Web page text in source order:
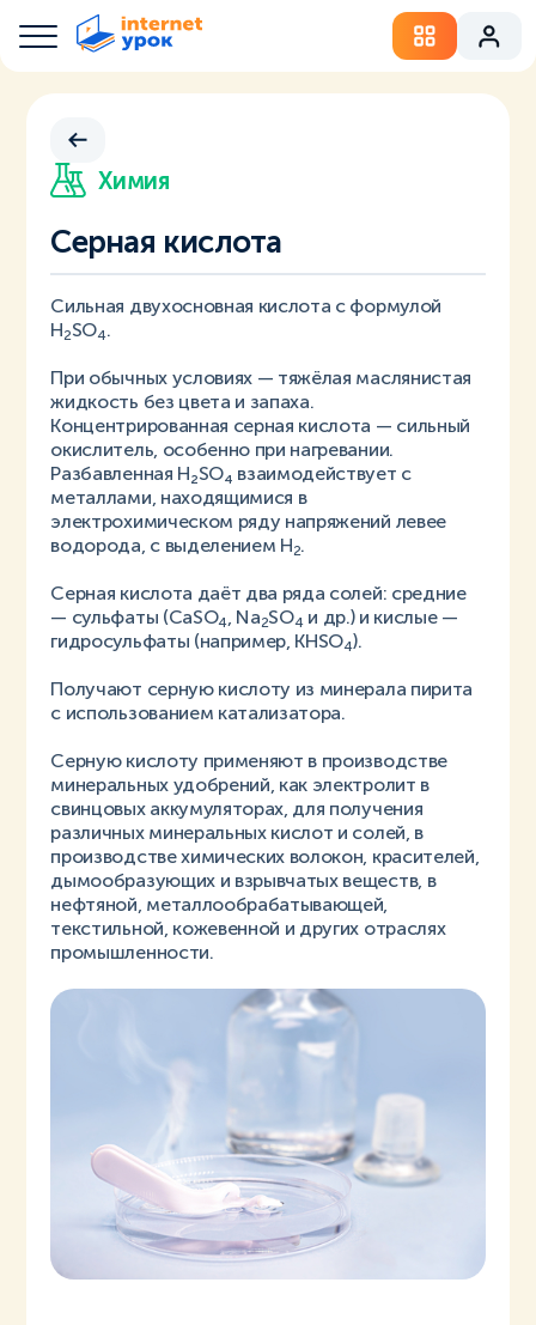
Химия
Серная кислота
Сильная двухосновная кислота с формулой
H2SO4.
При обычных условиях — тяжёлая маслянистая
жидкость без цвета и запаха.
Концентрированная серная кислота — сильный
окислитель, особенно при нагревании.
Разбавленная H₂SO₄ взаимодействует с
металлами, находящимися в
электрохимическом ряду напряжений левее
водорода, с выделением H2.
Серная кислота даёт два ряда солей: средние
— сульфаты (CaSO4 , Na2SO4 и др.) и кислые —
гидросульфаты (например, KHSO4).
Получают серную кислоту из минерала пирита
с использованием катализатора.
Серную кислоту применяют в производстве
минеральных удобрений, как электролит в
свинцовых аккумуляторах, для получения
различных минеральных кислот и солей, в
производстве химических волокон, красителей,
дымообразующих и взрывчатых веществ, в
нефтяной, металлообрабатывающей,
текстильной, кожевенной и других отраслях
промышленности.